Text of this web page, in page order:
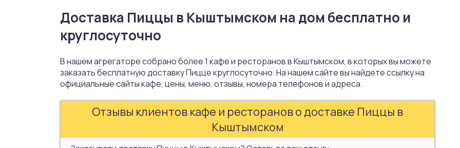
Доставка Пиццы в Кыштымском на дом бесплатно и
круглосуточно
В нашем агрегаторе собрано более 1 кафе и ресторанов в Кыштымском, в которых вы можете
заказать бесплатную доставку Пицце круглосуточно. На нашем сайте вы найдете ссылку на
официальные сайты кафе, цены, меню, отзывы, номера телефонов и адреса.
Отзывы клиентов кафе и ресторанов о доставке Пиццы в
Кыштымском